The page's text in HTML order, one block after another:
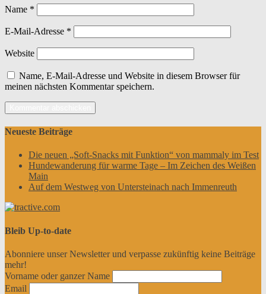
Name *
E-Mail-Adresse *
Website
Name, E-Mail-Adresse und Website in diesem Browser für
meinen nächsten Kommentar speichern.
Neueste Beiträge
Die neuen „Soft-Snacks mit Funktion“ von mammaly im Test
Hundewanderung für warme Tage – Im Zeichen des Weißen
Main
Auf dem Westweg von Untersteinach nach Immenreuth
Bleib Up-to-date
Abonniere unser Newsletter und verpasse zukünftig keine Beiträge
mehr!
Vorname oder ganzer Name
Email